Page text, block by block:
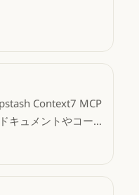
コードを生成しま
Context7 MCP
キュメントやコー
コンテキストに